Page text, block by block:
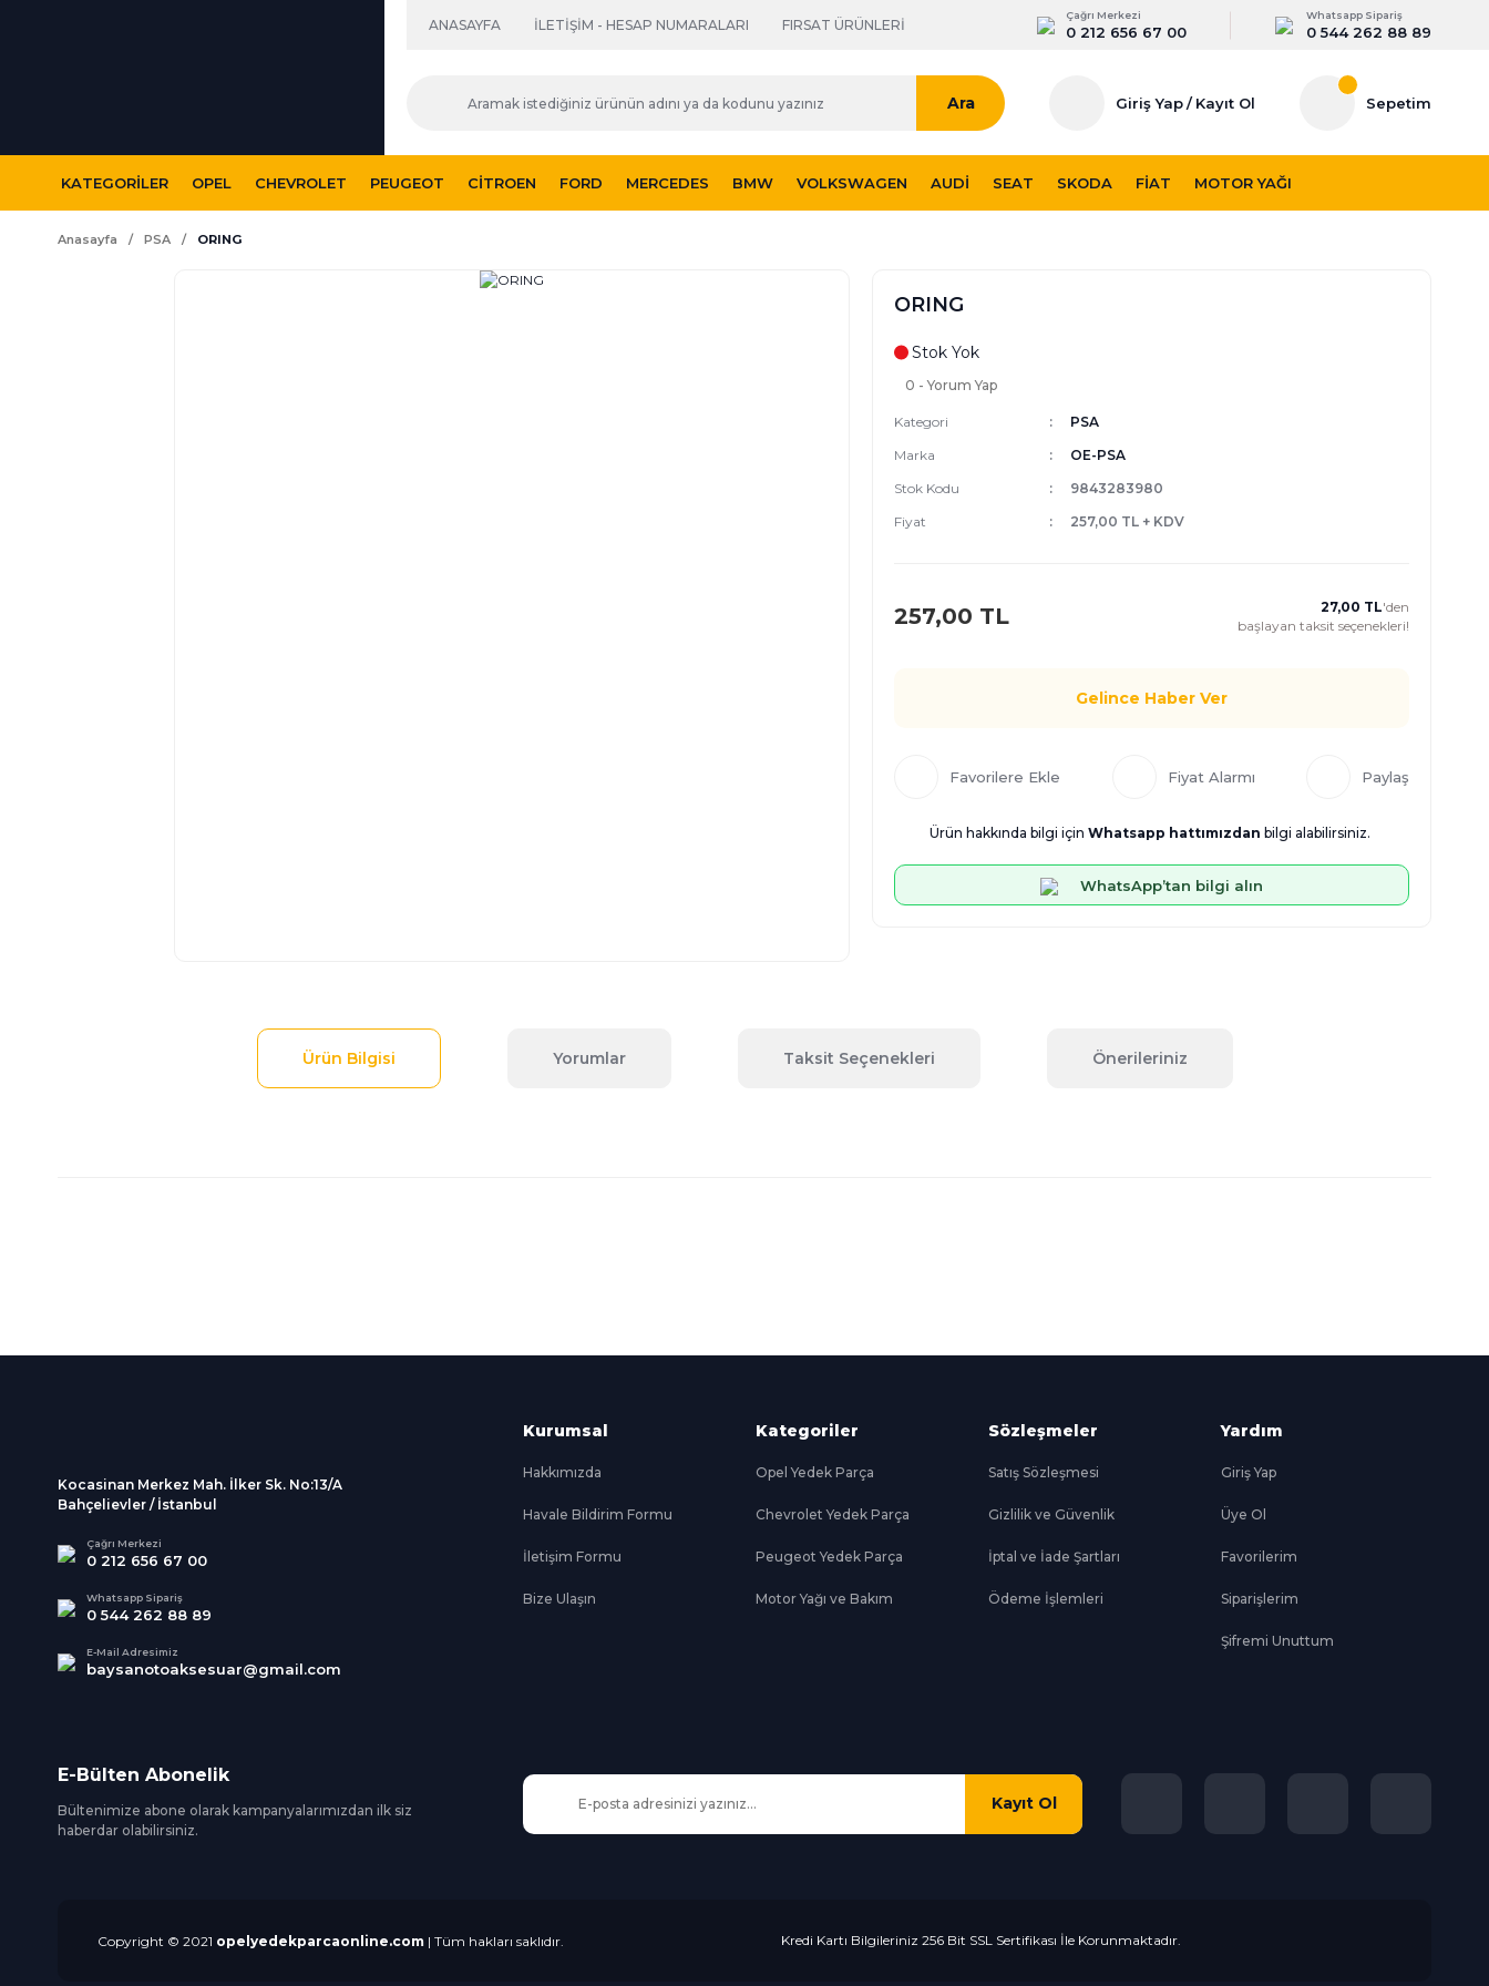
ANASAYFA İLETİŞİM - HESAP NUMARALARI FIRSAT ÜRÜNLERİ
Çağrı Merkezi
0 212 656 67 00
Whatsapp Sipariş
0 544 262 88 89
Ara Giriş Yap/ Kayıt Ol Sepetim
KATEGORILER OPEL CHEVROLET PEUGEOT CITROEN FORD MERCEDES BMW VOLKSWAGEN AUDI SEAT SKODA FIAT MOTOR YAĞI
Anasayfa PSA ORING
ORING
Stok Yok
0 - Yorum Yap
Kategori
PSA
Marka
OE-PSA
Stok Kodu
9843283980
Fiyat
257,00 TL + KDV
257,00 TL 27,00 TL'den
başlayan taksit seçenekleri!
Gelince Haber Ver
Fiyat Alarmı Paylaş
Ürün hakkında bilgi için Whatsapp hattımızdan bilgi alabilirsiniz.
WhatsApp’tan bilgi alın
Ürün Bilgisi Yorumlar Taksit Seçenekleri Önerileriniz
Gönder
Kocasinan Merkez Mah. İlker Sk. No:13/A
Bahçelievler / İstanbul
Çağrı Merkezi
0 212 656 67 00
Whatsapp Sipariş
0 544 262 88 89
E-Mail Adresimiz
baysanotoaksesuar@gmail.com
Kurumsal
Hakkımızda
Havale Bildirim Formu
İletişim Formu
Bize Ulaşın
Kategoriler
Opel Yedek Parça
Chevrolet Yedek Parça
Peugeot Yedek Parça
Motor Yağı ve Bakım
Sözleşmeler
Satış Sözleşmesi
Gizlilik ve Güvenlik
İptal ve İade Şartları
Ödeme İşlemleri
Yardım
Giriş Yap
Üye Ol
Favorilerim
Siparişlerim
Şifremi Unuttum
E-Bülten Abonelik
Bültenimize abone olarak kampanyalarımızdan ilk siz
haberdar olabilirsiniz.
Kayıt Ol
Copyright © 2021 opelyedekparcaonline.com | Tüm hakları saklıdır. Kredi Kartı Bilgileriniz 256 Bit SSL Sertifikası İle Korunmaktadır.